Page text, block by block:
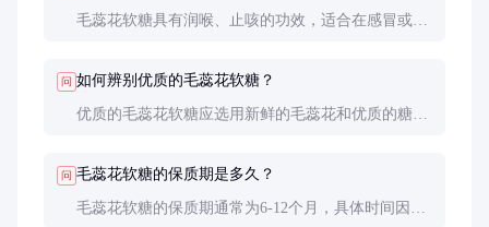
毛蕊花软糖具有润喉、止咳的功效，适合在感冒或咽
问 如何辨别优质的毛蕊花软糖？
优质的毛蕊花软糖应选用新鲜的毛蕊花和优质的糖、
问 毛蕊花软糖的保质期是多久？
毛蕊花软糖的保质期通常为6-12个月，具体时间因生